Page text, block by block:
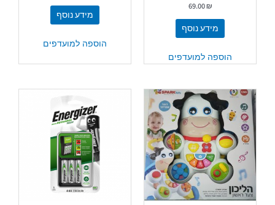
69.00₪
מידע נוסף
הוספה למועדפים
מידע נוסף
הוספה למועדפים